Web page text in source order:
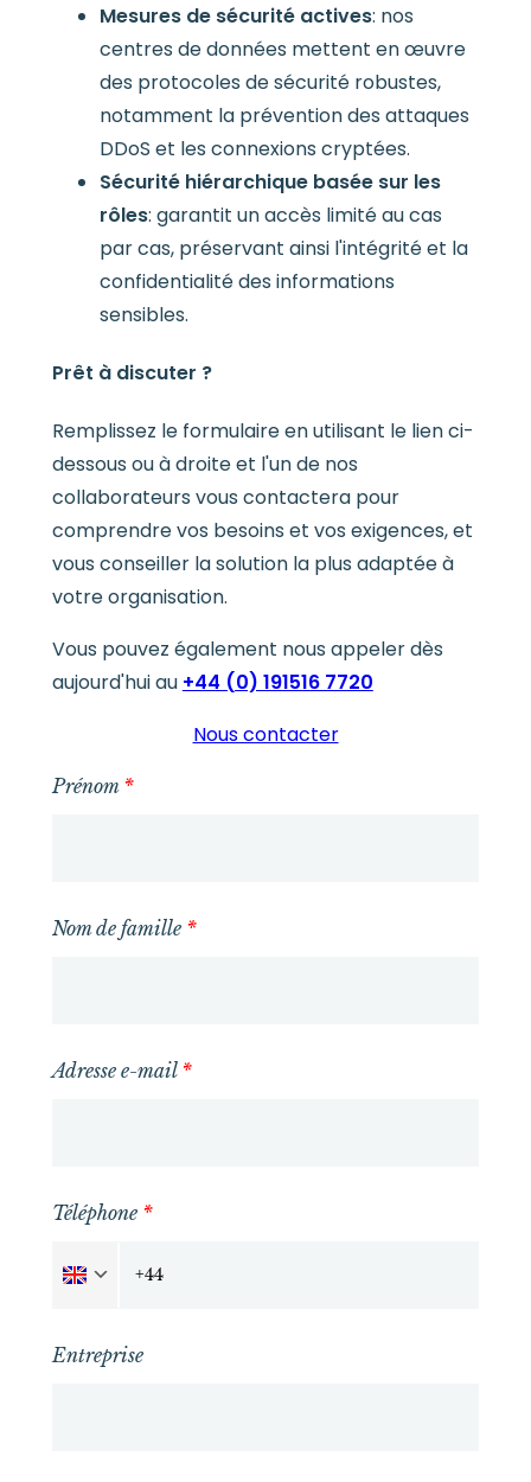
Mesures de sécurité actives: nos
centres de données mettent en œuvre
des protocoles de sécurité robustes,
notamment la prévention des attaques
DDoS et les connexions cryptées.
Sécurité hiérarchique basée sur les
rôles: garantit un accès limité au cas
par cas, préservant ainsi l'intégrité et la
confidentialité des informations
sensibles.
Prêt à discuter ?
Remplissez le formulaire en utilisant le lien ci-
dessous ou à droite et l'un de nos
collaborateurs vous contactera pour
comprendre vos besoins et vos exigences, et
vous conseiller la solution la plus adaptée à
votre organisation.
Vous pouvez également nous appeler dès
aujourd'hui au +44 (0) 191516 7720
Nous contacter
Prénom *
Nom de famille *
Adresse e-mail *
Téléphone *
Entreprise